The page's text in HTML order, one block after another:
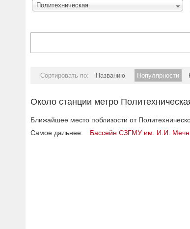
Политехническая
Сортировать по: Названию Популярности
Около станции метро
Ближайшее место поблизости от
Самое дальнее:
Бассейн СЗГМУ им. И.И.